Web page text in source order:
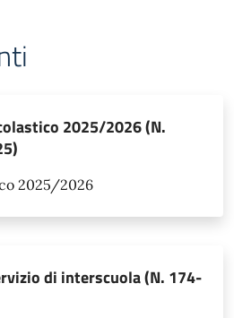
2025/2026 (N.
2025/2026
di interscuola (N. 174-